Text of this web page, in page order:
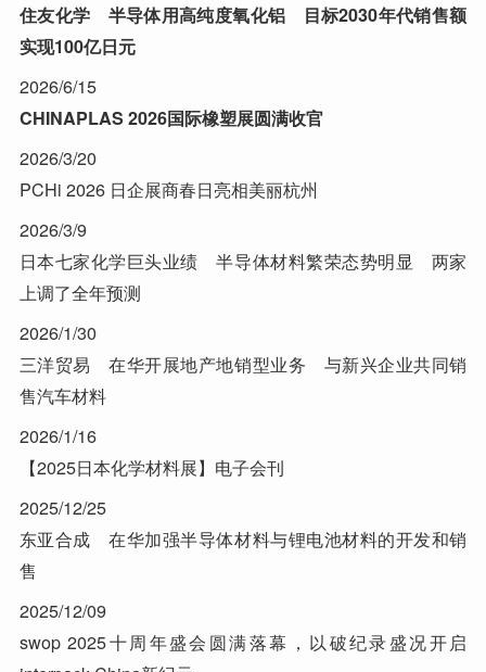
住友化学 半导体用高纯度氧化铝 目标2030年代销售额
实现100亿日元
2026/6/15
CHINAPLAS 2026国际橡塑展圆满收官
2026/3/20
PCHi 2026 日企展商春日亮相美丽杭州
2026/3/9
日本七家化学巨头业绩 半导体材料繁荣态势明显 两家
上调了全年预测
2026/1/30
三洋贸易 在华开展地产地销型业务 与新兴企业共同销
售汽车材料
2026/1/16
【2025日本化学材料展】电子会刊
2025/12/25
东亚合成 在华加强半导体材料与锂电池材料的开发和销
售
2025/12/09
swop 2025十周年盛会圆满落幕，以破纪录盛况开启